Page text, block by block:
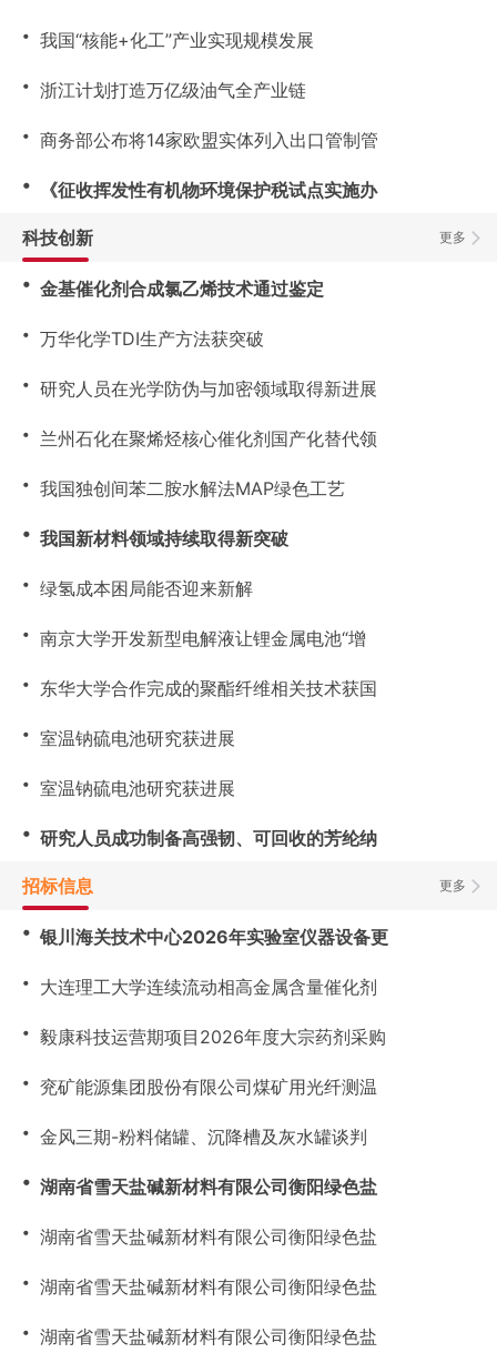
・ 我国“核能+化工”产业实现规模发展
・ 浙江计划打造万亿级油气全产业链
・ 商务部公布将14家欧盟实体列入出口管制管
・ 《征收挥发性有机物环境保护税试点实施办
更多
科技创新
・ 金基催化剂合成氯乙烯技术通过鉴定
・ 万华化学TDI生产方法获突破
・ 研究人员在光学防伪与加密领域取得新进展
・ 兰州石化在聚烯烃核心催化剂国产化替代领
・ 我国独创间苯二胺水解法MAP绿色工艺
・ 我国新材料领域持续取得新突破
・ 绿氢成本困局能否迎来新解
・ 南京大学开发新型电解液让锂金属电池“增
・ 东华大学合作完成的聚酯纤维相关技术获国
・ 室温钠硫电池研究获进展
・ 室温钠硫电池研究获进展
・ 研究人员成功制备高强韧、可回收的芳纶纳
更多
招标信息
・ 银川海关技术中心2026年实验室仪器设备更
・ 大连理工大学连续流动相高金属含量催化剂
・ 毅康科技运营期项目2026年度大宗药剂采购
・ 兖矿能源集团股份有限公司煤矿用光纤测温
・ 金风三期-粉料储罐、沉降槽及灰水罐谈判
・ 湖南省雪天盐碱新材料有限公司衡阳绿色盐
・ 湖南省雪天盐碱新材料有限公司衡阳绿色盐
・ 湖南省雪天盐碱新材料有限公司衡阳绿色盐
・ 湖南省雪天盐碱新材料有限公司衡阳绿色盐